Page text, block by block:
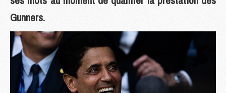
Gunners.